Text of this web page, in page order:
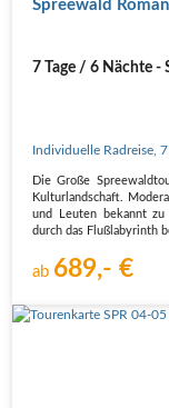
Spreewald
7 Tage / 6 Nächte -
Individuelle Radreise ,7
Die Große
Kulturlandschaft.
und Leuten bekannt zu
durch das Flußlabyrinth
ab 689,- €